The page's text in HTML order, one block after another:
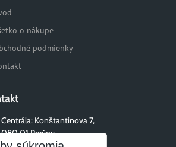
o nákupe
podmienky
Centrála: Konštantinova 7,
080 01 Prešov